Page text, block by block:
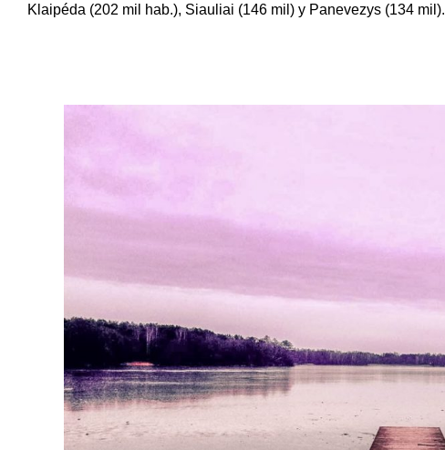
Klaipéda (202 mil hab.), Siauliai (146 mil) y Panevezys (134 mil).